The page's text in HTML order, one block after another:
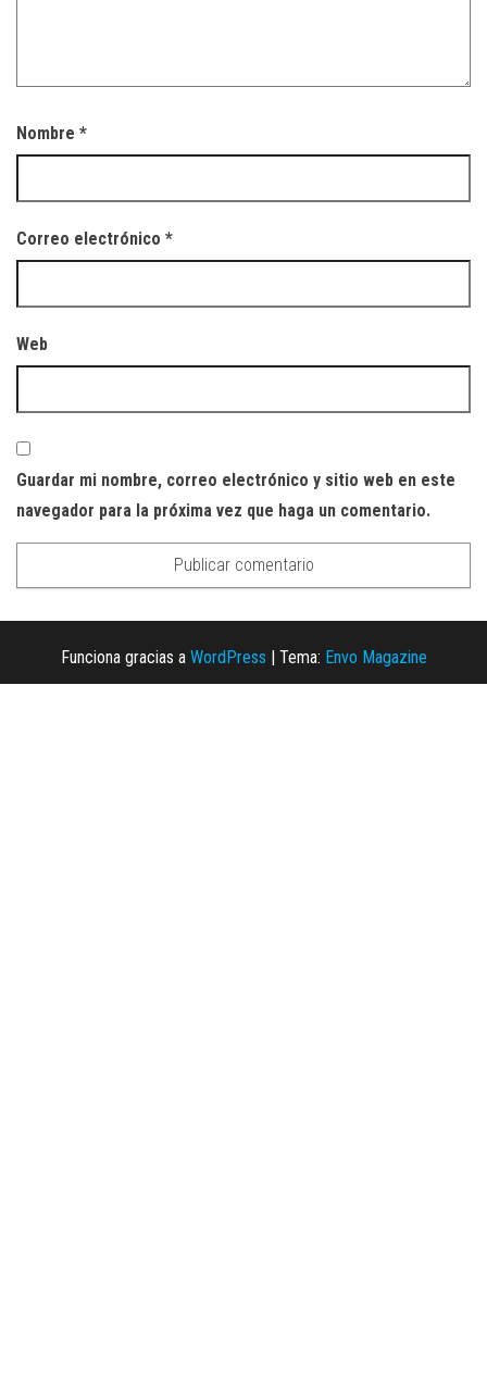
Nombre *
Correo electrónico *
Web
Guardar mi nombre, correo electrónico y sitio web en este
navegador para la próxima vez que haga un comentario.
Funciona gracias a WordPress Tema: Envo Magazine